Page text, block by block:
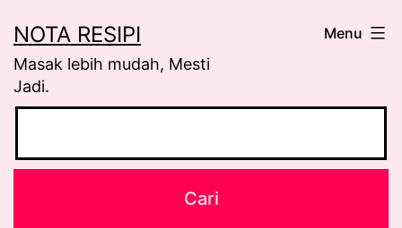
to
content
NOTA RESIPI
Masak lebih mudah, Mesti
Jadi.
Menu